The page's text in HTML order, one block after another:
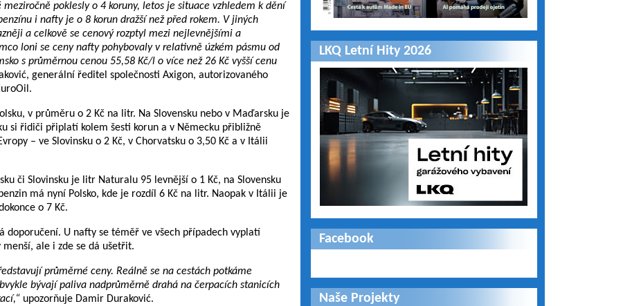
poklesly o 4 koruny, letos je situace vzhledem k dění
i nafty je o 8 korun dražší než před rokem. V jiných
a celkově se cenový rozptyl mezi nejlevnějšími a
loni se ceny nafty pohybovaly v relativně úzkém pásmu od
s průměrnou cenou 55,58 Kč/l o více než 26 Kč vyšší cenu
generální ředitel společnosti Axigon, autorizovaného
v průměru o 2 Kč na litr. Na Slovensku nebo v Maďarsku je
si řidiči připlatí kolem šesti korun a v Německu přibližně
– ve Slovinsku o 2 Kč, v Chorvatsku o 3,50 Kč a v Itálii
či Slovinsku je litr Naturalu 95 levnější o 1 Kč, na Slovensku
má nyní Polsko, kde je rozdíl 6 Kč na litr. Naopak v Itálii je
o 7 Kč.
doporučení. U nafty se téměř ve všech případech vyplatí
menší, ale i zde se dá ušetřit.
průměrné ceny. Reálně se na cestách potkáme
bývají paliva nadprůměrně drahá na čerpacích stanicích
upozorňuje Damir Duraković.
LKQ Letní Hity 2026
Facebook
Naše Projekty